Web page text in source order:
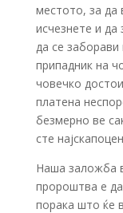
местото, за да
исчезнете и
да се
припадник на
човечко
платена
безмерно ве
сте
Наша заложба
пророштва е
порака што ќе